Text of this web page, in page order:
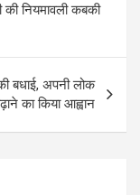
की नियमावली कबकी
बधाई, अपनी लोक
का किया आह्वान